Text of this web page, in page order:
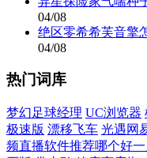
04/08
绝区零希希芙音擎
04/08
热门词库
梦幻足球经理 UC浏览器
极速版 漂移飞车 光遇网
频直播软件推荐哪个好一